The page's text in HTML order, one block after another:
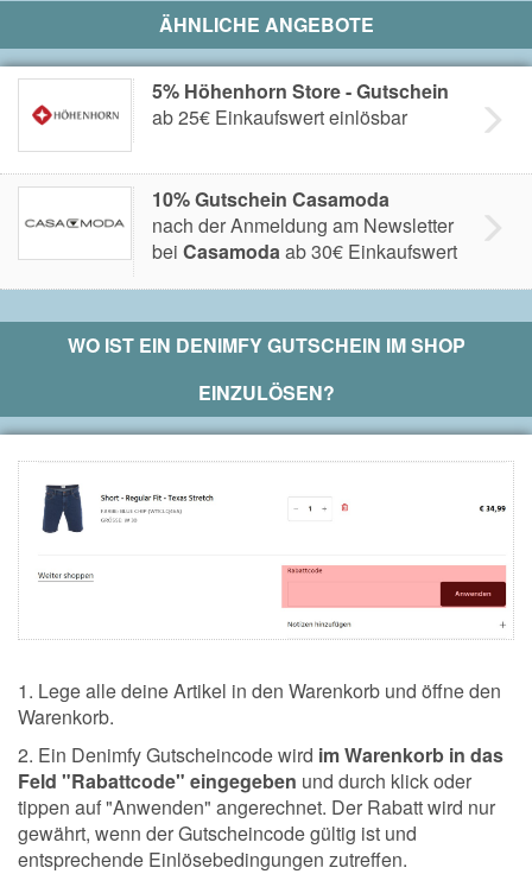
ÄHNLICHE ANGEBOTE
5% Höhenhorn Store - Gutschein
ab 25€ Einkaufswert einlösbar
10% Gutschein Casamoda
nach der Anmeldung am Newsletter
bei Casamodaab 30€ Einkaufswert
WO IST EIN DENIMFYGUTSCHEIN IM SHOP
EINZULÖSEN?
1. Lege alle deine Artikel in den Warenkorb und öffne den
Warenkorb.
2. Ein Denimfy Gutscheincode wird im Warenkorb in das
Feld "Rabattcode" eingegeben und durch klick oder
tippen auf "Anwenden" angerechnet. Der Rabatt wird nur
gewährt, wenn der Gutscheincode gültig ist und
entsprechende Einlösebedingungen zutreffen.